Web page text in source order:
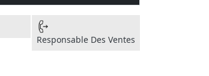
Responsable Des Ventes